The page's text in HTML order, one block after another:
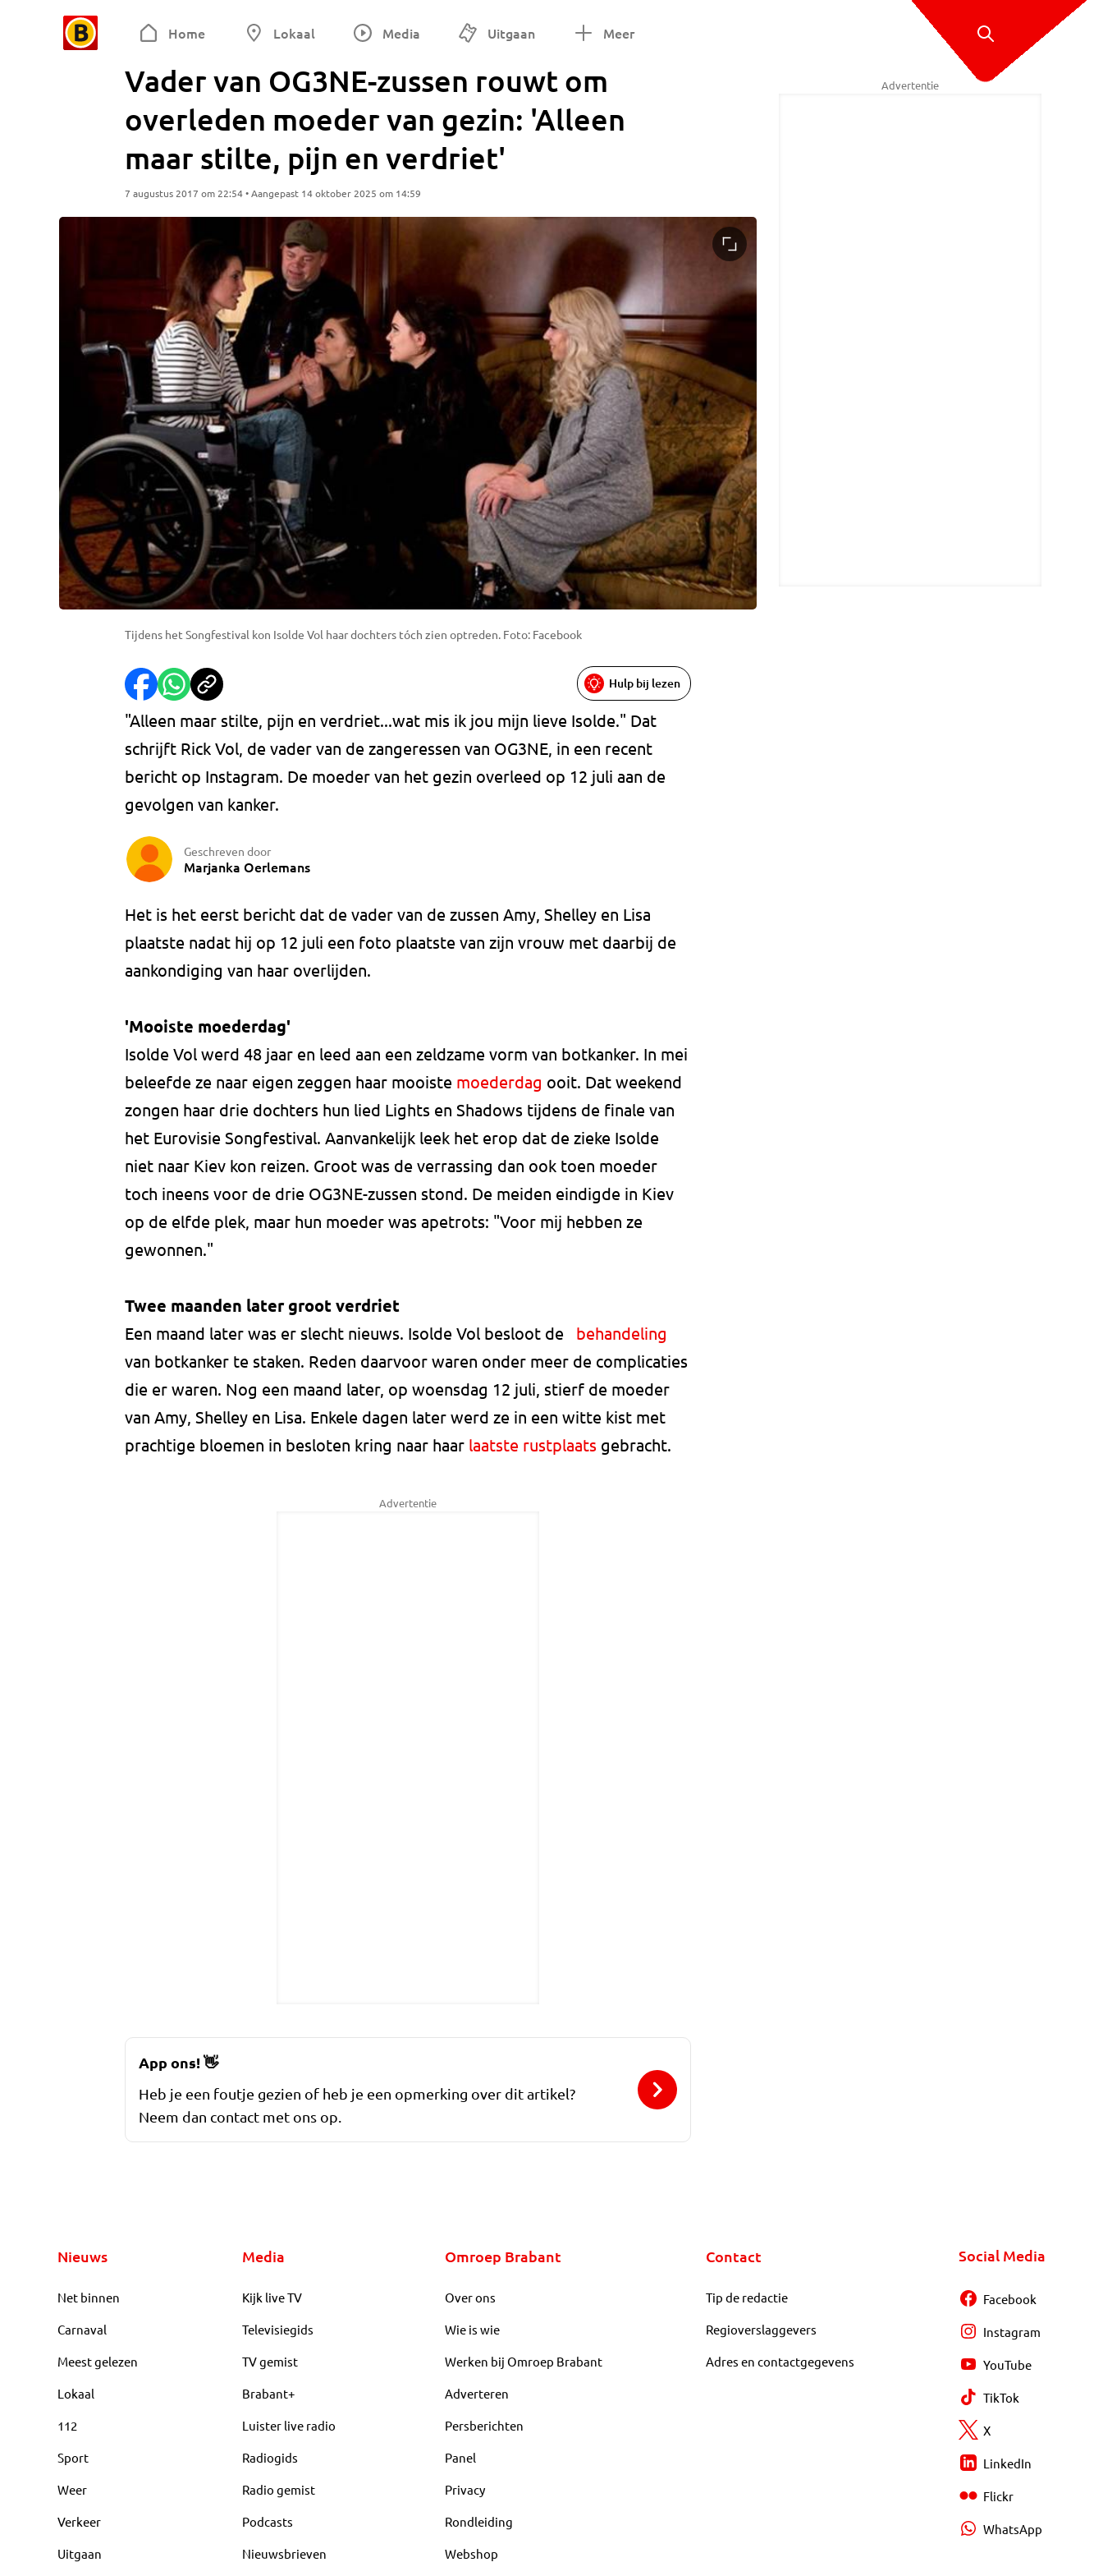
Home Lokaal Media Uitgaan Meer
Vader van OG3NE-zussen rouwt om
overleden moeder van gezin: 'Alleen
maar stilte, pijn en verdriet'
7 augustus 2017 om 22:54 • Aangepast 14 oktober 2025 om 14:59
Tijdens het Songfestival kon Isolde Vol haar dochters tóch zien optreden. Foto: Facebook
Hulp bij lezen
"Alleen maar stilte, pijn en verdriet...wat mis ik jou mijn lieve Isolde." Dat
schrijft Rick Vol, de vader van de zangeressen van OG3NE, in een recent
bericht op Instagram. De moeder van het gezin overleed op 12 juli aan de
gevolgen van kanker.
Geschreven door
Marjanka Oerlemans
Het is het eerst bericht dat de vader van de zussen Amy, Shelley en Lisa
plaatste nadat hij op 12 juli een foto plaatste van zijn vrouw met daarbij de
aankondiging van haar overlijden.
'Mooiste moederdag'
Isolde Vol werd 48 jaar en leed aan een zeldzame vorm van botkanker. In mei
beleefde ze naar eigen zeggen haar mooiste moederdag ooit. Dat weekend
zongen haar drie dochters hun lied Lights en Shadows tijdens de finale van
het Eurovisie Songfestival. Aanvankelijk leek het erop dat de zieke Isolde
niet naar Kiev kon reizen. Groot was de verrassing dan ook toen moeder
toch ineens voor de drie OG3NE-zussen stond. De meiden eindigde in Kiev
op de elfde plek, maar hun moeder was apetrots: "Voor mij hebben ze
gewonnen."
Twee maanden later groot verdriet
Een maand later was er slecht nieuws. Isolde Vol besloot de
behandeling
van botkanker te staken. Reden daarvoor waren onder meer de complicaties
die er waren. Nog een maand later, op woensdag 12 juli, stierf de moeder
van Amy, Shelley en Lisa. Enkele dagen later werd ze in een witte kist met
prachtige bloemen in besloten kring naar haar laatste rustplaats gebracht.
Advertentie
Advertentie
App ons!👋
Heb je een foutje gezien of heb je een opmerking over dit artikel?
Neem dan contact met ons op.
Nieuws
Net binnen
Carnaval
Meest gelezen
Lokaal
112
Sport
Weer
Verkeer
Uitgaan
Media
Kijk live TV
Televisiegids
TV gemist
Brabant+
Luister live radio
Radiogids
Radio gemist
Podcasts
Nieuwsbrieven
Omroep Brabant
Over ons
Wie is wie
Werken bij Omroep Brabant
Adverteren
Persberichten
Panel
Privacy
Rondleiding
Webshop
Contact
Tip de redactie
Regioverslaggevers
Adres en contactgegevens
Social Media
Facebook
Instagram
YouTube
TikTok
X
LinkedIn
Flickr
WhatsApp